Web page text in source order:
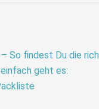
So findest Du die
geht es: